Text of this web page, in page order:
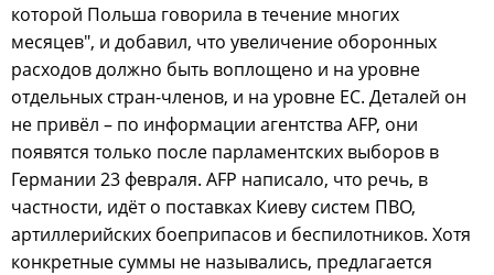
которой Польша говорила в течение многих
месяцев", и добавил, что увеличение оборонных
расходов должно быть воплощено и на уровне
отдельных стран-членов, и на уровне ЕС. Деталей он
не привёл – по информации агентства AFP, они
появятся только после парламентских выборов в
Германии 23 февраля. AFP написало, что речь, в
частности, идёт о поставках Киеву систем ПВО,
артиллерийских боеприпасов и беспилотников. Хотя
конкретные суммы не назывались, предлагается